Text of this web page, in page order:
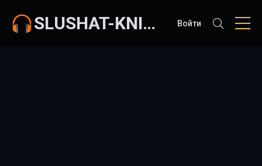
SLUSHAT-KNIGI.COM Войти